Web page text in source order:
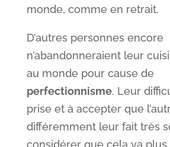
monde, comme en retrait.
D’autres personnes encore
n’abandonneraient leur
au monde pour cause de
perfectionnisme. Leur
prise et à accepter que
différemment leur fait très
considérer que cela va plus